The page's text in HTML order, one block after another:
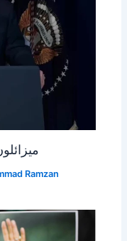
Ramzan